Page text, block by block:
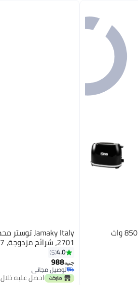
دي اس بي جهاز تحميص خبز توستر 850 وات
2701، شرائح مزدوجة، 7 درجات حرارة، 700 واط
4.0
5
جنيه988
توصيل مجاني
توصيل مجانياحصل عليه خلال